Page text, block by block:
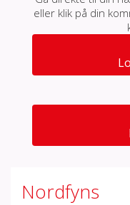
eller klik på din
Nordfyns